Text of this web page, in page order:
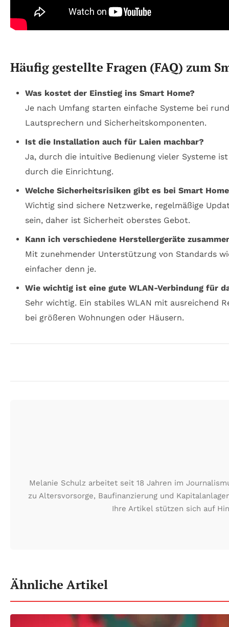
Häufig gestellte Fragen (FAQ) zum
Was kostet der Einstieg ins Smart Home?
Je nach Umfang starten einfache Systeme bei
Lautsprechern und Sicherheitskomponenten.
Ist die Installation auch für Laien machbar?
Ja, durch die intuitive Bedienung vieler Systeme
durch die Einrichtung.
Welche Sicherheitsrisiken gibt es bei Smart
Wichtig sind sichere Netzwerke, regelmäßige
sein, daher ist Sicherheit oberstes Gebot.
Kann ich verschiedene Herstellergeräte
Mit zunehmender Unterstützung von Standards
einfacher denn je.
Wie wichtig ist eine gute WLAN-Verbindung für
Sehr wichtig. Ein stabiles WLAN mit ausreichend
bei größeren Wohnungen oder Häusern.
Melanie Schulz arbeitet seit 18 Jahren im
zu Altersvorsorge, Baufinanzierung und
Ihre Artikel stützen sich auf
Ähnliche Artikel